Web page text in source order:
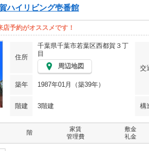
ハイリビング壱番館
予約がオススメです！
住所
千葉県千葉市若葉区西都賀３丁
目
周辺地図
交
築年 1987年01月（築39年）
階建 3階建 構
階
家賃
管理費
敷金
礼金